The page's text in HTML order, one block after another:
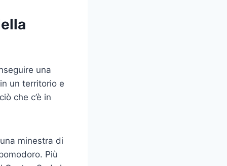
una
un territorio e
che c’è in
minestra di
Più